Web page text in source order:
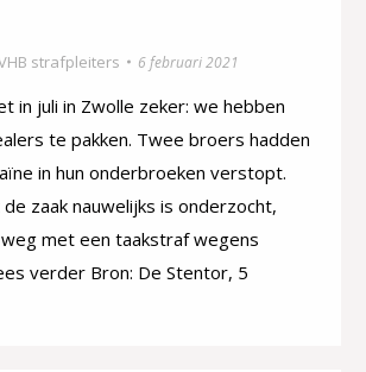
strafpleiters 6 februari 2021
in juli in Zwolle zeker: we hebben
te pakken. Twee broers hadden
in hun onderbroeken verstopt.
zaak nauwelijks is onderzocht,
met een taakstraf wegens
verder Bron: De Stentor, 5